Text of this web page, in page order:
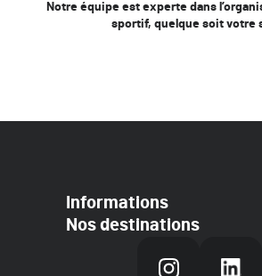
Notre équipe est experte dans
sportif, quelque soit votre
Informations
Nos destinations